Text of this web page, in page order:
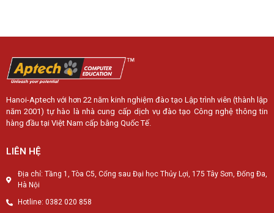
Hanoi-Aptech với hơn 22 năm kinh nghiệm đào tạo Lập trình viên (thành lập
năm 2001) tự hào là nhà cung cấp dịch vụ đào tạo Công nghệ thông tin
hàng đầu tại Việt Nam cấp bằng Quốc Tế.
LIÊN HỆ
Địa chỉ: Tầng 1, Tòa C5, Cổng sau Đại học Thủy Lợi, 175 Tây Sơn, Đống Đa,
Hà Nội
Hotline: 0382 020 858